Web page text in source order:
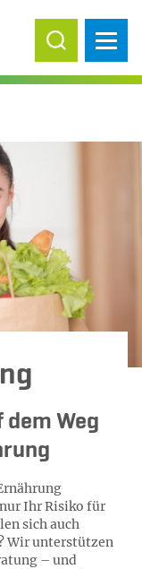
Suche ein-/
Weg
Ihr Risiko für
sich auch
Wir unterstützen
– und